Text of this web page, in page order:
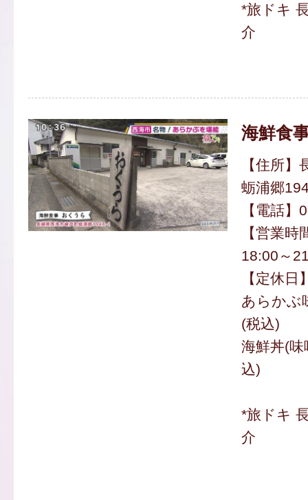
*旅ドキ
介
海鮮食
【住所
蛎浦郷
【電話
【営業
18:00～
【定休日
あらかぶ
(税込)
海鮮丼(
込)
*旅ドキ
介